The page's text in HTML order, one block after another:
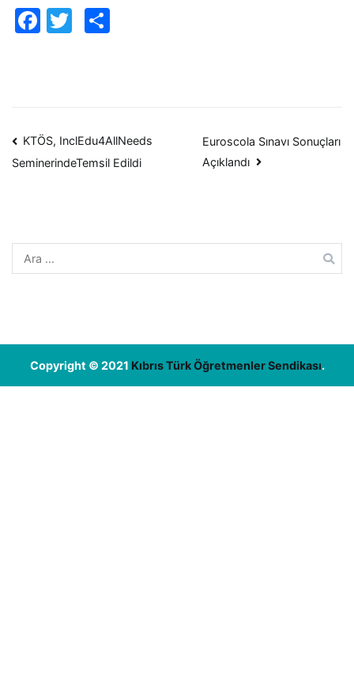
Facebook
Twitter
Yazı
KTÖS, InclEdu4AllNeeds
SeminerindeTemsil Edildi
Euroscola Sınavı Sonuçları
Açıklandı
Arama:
Copyright © 2021 Kıbrıs Türk Öğretmenler Sendikası.